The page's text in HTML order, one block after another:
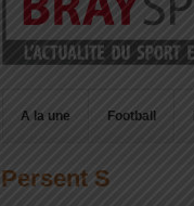
A la une Football
Persent S